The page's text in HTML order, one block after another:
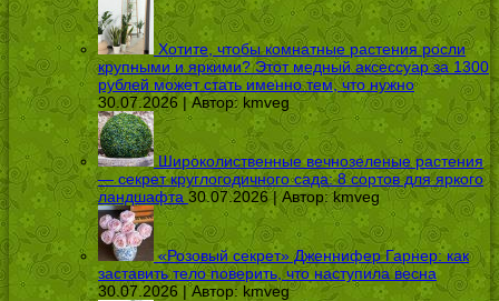
Хотите, чтобы комнатные растения росли
крупными и яркими? Этот медный аксессуар за 1300
рублей может стать именно тем, что нужно
30.07.2026 | Автор: kmveg
Широколиственные вечнозеленые растения
— секрет круглогодичного сада: 8 сортов для яркого
ландшафта 30.07.2026 | Автор:kmveg
«Розовый секрет» Дженнифер Гарнер: как
заставить тело поверить, что наступила весна
30.07.2026 | Автор: kmveg